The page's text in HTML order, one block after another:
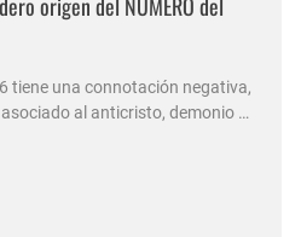
tiene una connotación negativa,
al anticristo, demonio o
se asocia con el mal?